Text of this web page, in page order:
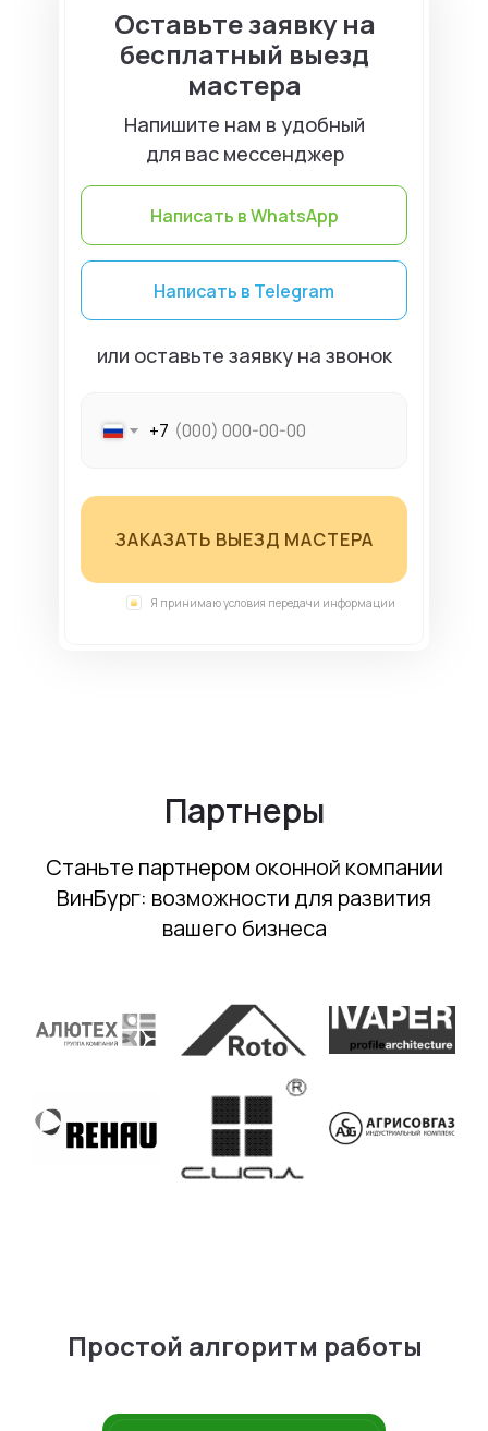
Оставьте заявку на
бесплатный выезд
мастера
ЗАКАЗАТЬ ВЫЕЗД МАСТЕРА
+7
Напишите нам в удобный
для вас мессенджер
Написать в Telegram
Я принимаю условия передачи информации
Написать в WhatsApp
или оставьте заявку на звонок
Партнеры
Станьте партнером оконной компании
ВинБург: возможности для развития
вашего бизнеса
Простой алгоритм работы